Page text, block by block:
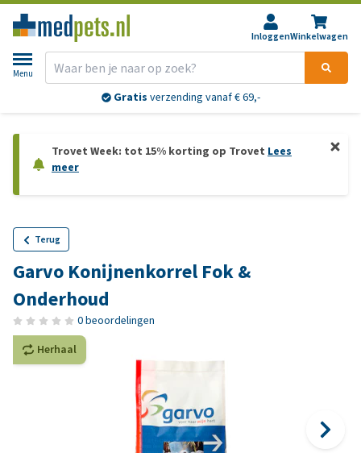
InloggenWinkelwagen
Menu
Gratis verzending vanaf € 69,-
Trovet Week: tot 15% korting op Trovet Lees
meer
Terug
Garvo Konijnenkorrel Fok &
Onderhoud
0 beoordelingen
Herhaal